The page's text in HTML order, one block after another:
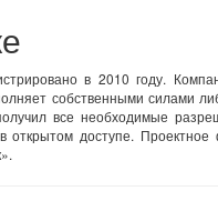
в 2010 году.
собственными силами
все необходимые
открытом доступе.